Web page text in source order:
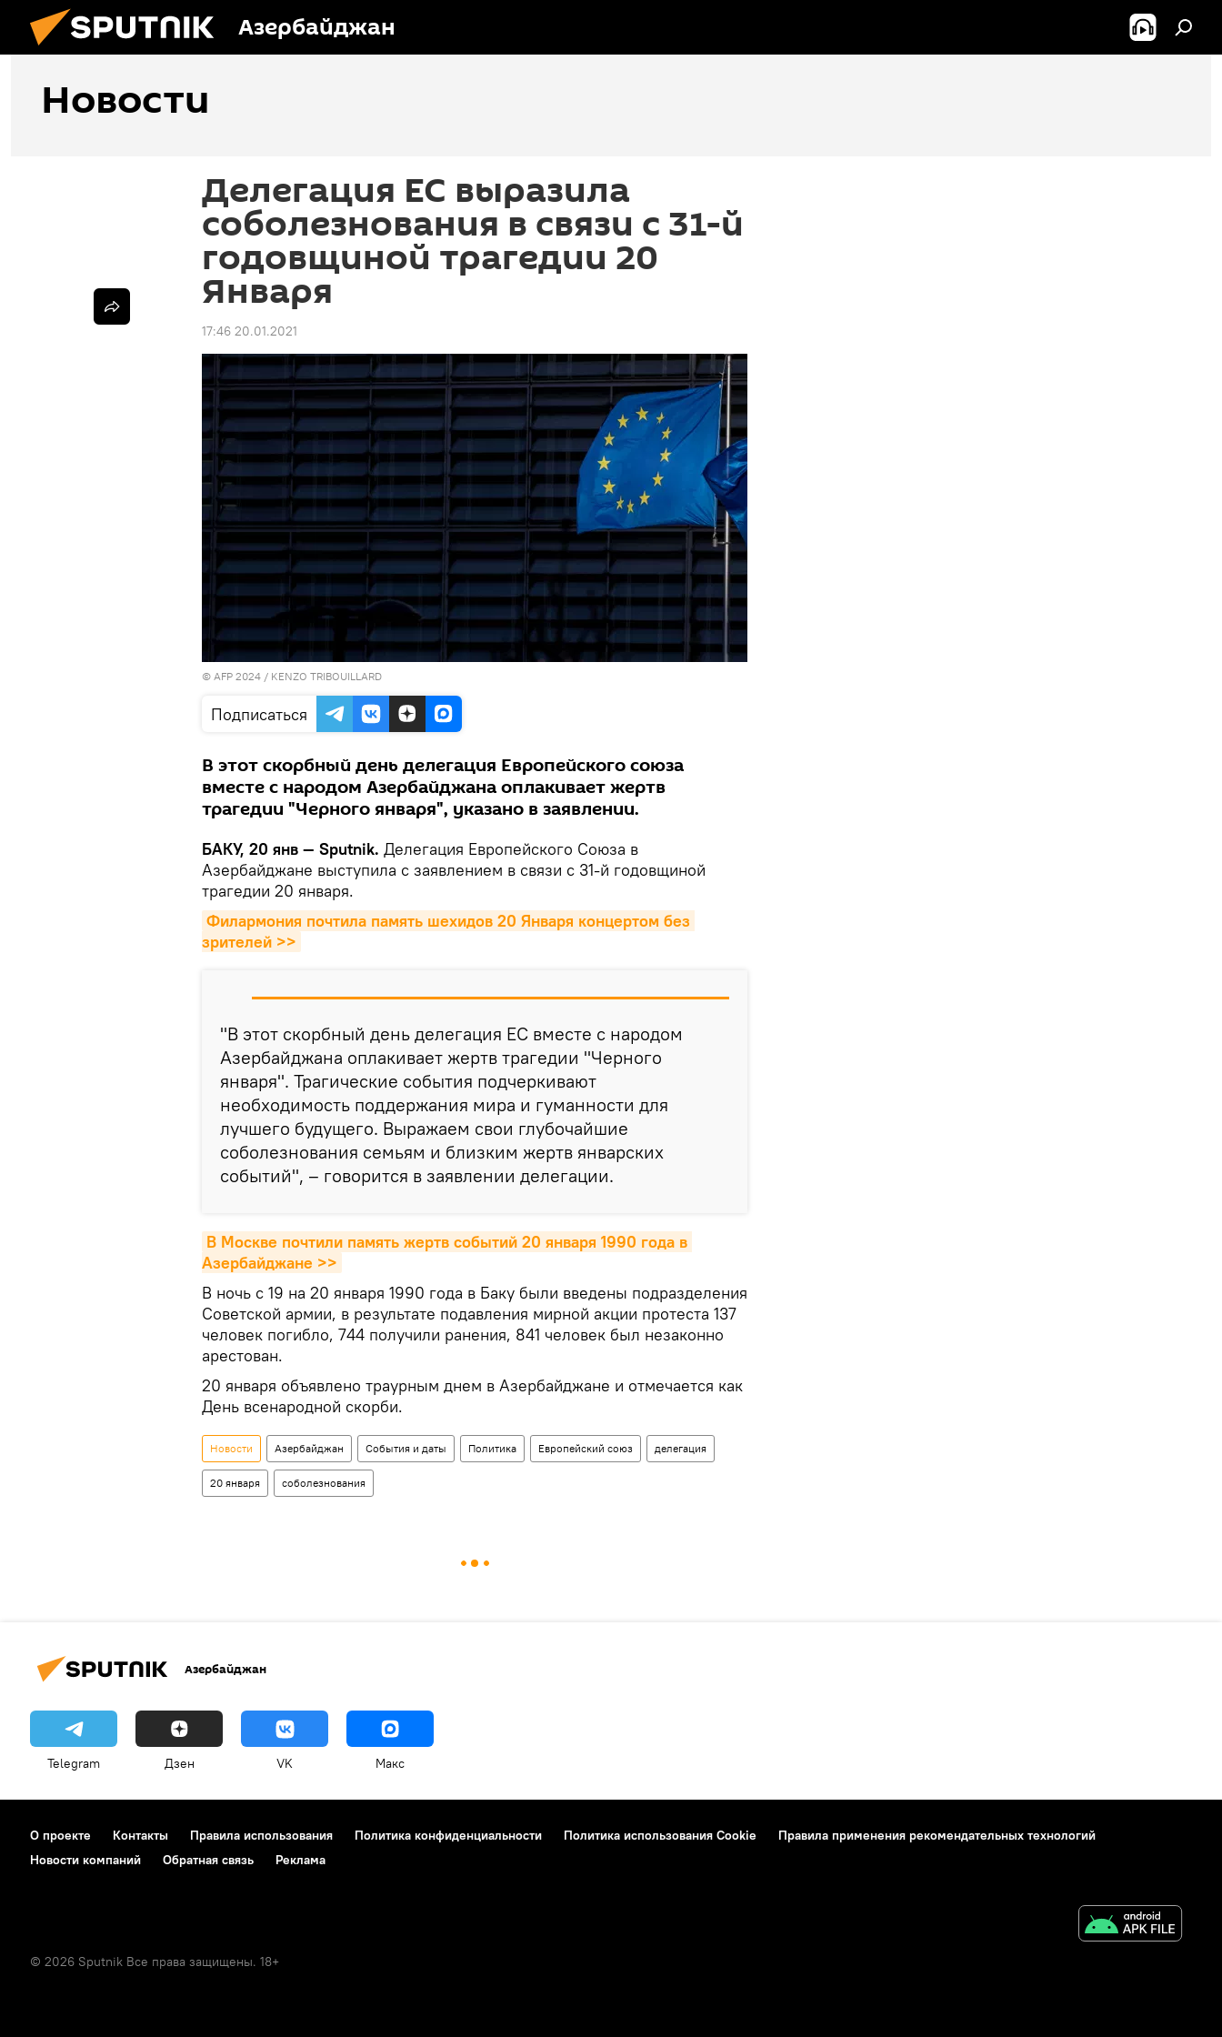
Азербайджан
Новости
Делегация ЕС выразила
соболезнования в связи с 31-й
годовщиной трагедии 20
Января
17:46 20.01.2021
© AFP 2024 / KENZO TRIBOUILLARD
Подписаться
В этот скорбный день делегация Европейского союза
вместе с народом Азербайджана оплакивает жертв
трагедии "Черного января", указано в заявлении.
БАКУ, 20 янв — Sputnik. Делегация Европейского Союза в
Азербайджане выступила с заявлением в связи с 31-й годовщиной
трагедии 20 января.
Филармония почтила память шехидов 20 Января концертом без
зрителей >>
"В этот скорбный день делегация ЕС вместе с народом
Азербайджана оплакивает жертв трагедии "Черного
января". Трагические события подчеркивают
необходимость поддержания мира и гуманности для
лучшего будущего. Выражаем свои глубочайшие
соболезнования семьям и близким жертв январских
событий", – говорится в заявлении делегации.
В Москве почтили память жертв событий 20 января 1990 года в
Азербайджане >>
В ночь с 19 на 20 января 1990 года в Баку были введены подразделения
Советской армии, в результате подавления мирной акции протеста 137
человек погибло, 744 получили ранения, 841 человек был незаконно
арестован.
20 января объявлено траурным днем в Азербайджане и отмечается как
День всенародной скорби.
Новости Азербайджан События и даты Политика Европейский союз делегация
20 января соболезнования
Азербайджан
Telegram Дзен VK Макс
О проекте Контакты Правила использования Политика конфиденциальности Политика использования Cookie
Правила применения рекомендательных технологий
Новости компаний
Обратная связь Реклама
© 2026 Sputnik Все права защищены. 18+